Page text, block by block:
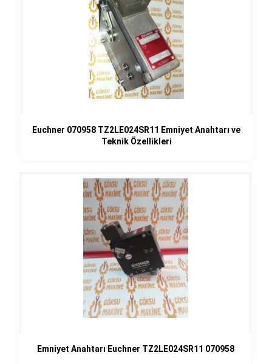
Euchner 070958 TZ2LE024SR11 Emniyet Anahtarı ve
Teknik Özellikleri
Emniyet Anahtarı Euchner TZ2LE024SR11 070958